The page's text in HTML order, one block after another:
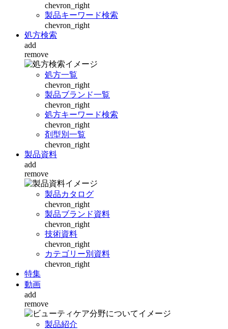
chevron_right
製品キーワード検索
chevron_right
処方検索
add
remove
処方一覧
chevron_right
製品ブランド一覧
chevron_right
処方キーワード検索
chevron_right
剤型別一覧
chevron_right
製品資料
add
remove
製品カタログ
chevron_right
製品ブランド資料
chevron_right
技術資料
chevron_right
カテゴリー別資料
chevron_right
特集
動画
add
remove
製品紹介